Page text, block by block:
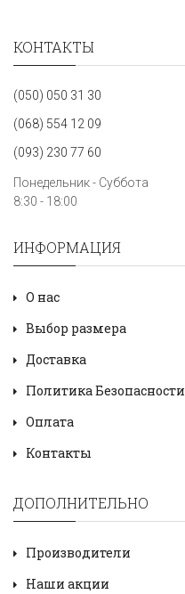
КОНТАКТЫ
(050) 050 31 30
(068) 554 12 09
(093) 230 77 60
Понедельник - Суббота
8:30 - 18:00
ИНФОРМАЦИЯ
О нас
Выбор размера
Доставка
Политика Безопасности
Оплата
Контакты
ДОПОЛНИТЕЛЬНО
Производители
Наши акции